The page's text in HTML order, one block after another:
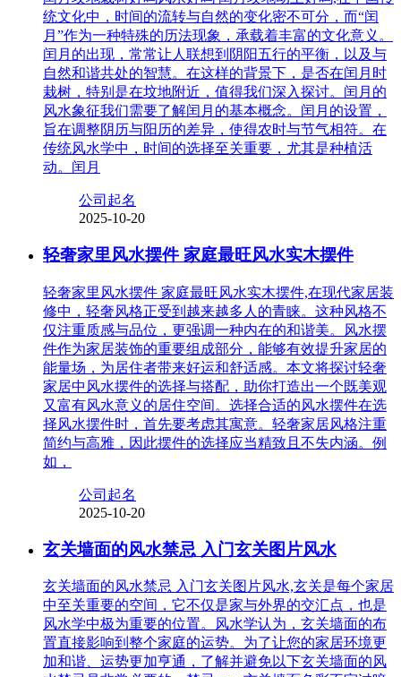
统文化中，时间的流转与自然的变化密不可分，而“闰
月”作为一种特殊的历法现象，承载着丰富的文化意义。
闰月的出现，常常让人联想到阴阳五行的平衡，以及与
自然和谐共处的智慧。在这样的背景下，是否在闰月时
栽树，特别是在坟地附近，值得我们深入探讨。闰月的
风水象征我们需要了解闰月的基本概念。闰月的设置，
旨在调整阴历与阳历的差异，使得农时与节气相符。在
传统风水学中，时间的选择至关重要，尤其是种植活
动。闰月
公司起名
2025-10-20
轻奢家里风水摆件 家庭最旺风水实木摆件
轻奢家里风水摆件 家庭最旺风水实木摆件,在现代家居装
修中，轻奢风格正受到越来越多人的青睐。这种风格不
仅注重质感与品位，更强调一种内在的和谐美。风水摆
件作为家居装饰的重要组成部分，能够有效提升家居的
能量场，为居住者带来好运和舒适感。本文将探讨轻奢
家居中风水摆件的选择与搭配，助你打造出一个既美观
又富有风水意义的居住空间。选择合适的风水摆件在选
择风水摆件时，首先要考虑其寓意。轻奢家居风格注重
简约与高雅，因此摆件的选择应当精致且不失内涵。例
如，
公司起名
2025-10-20
玄关墙面的风水禁忌 入门玄关图片风水
玄关墙面的风水禁忌 入门玄关图片风水,玄关是每个家居
中至关重要的空间，它不仅是家与外界的交汇点，也是
风水学中极为重要的位置。风水学认为，玄关墙面的布
置直接影响到整个家庭的运势。为了让您的家居环境更
加和谐、运势更加亨通，了解并避免以下玄关墙面的风